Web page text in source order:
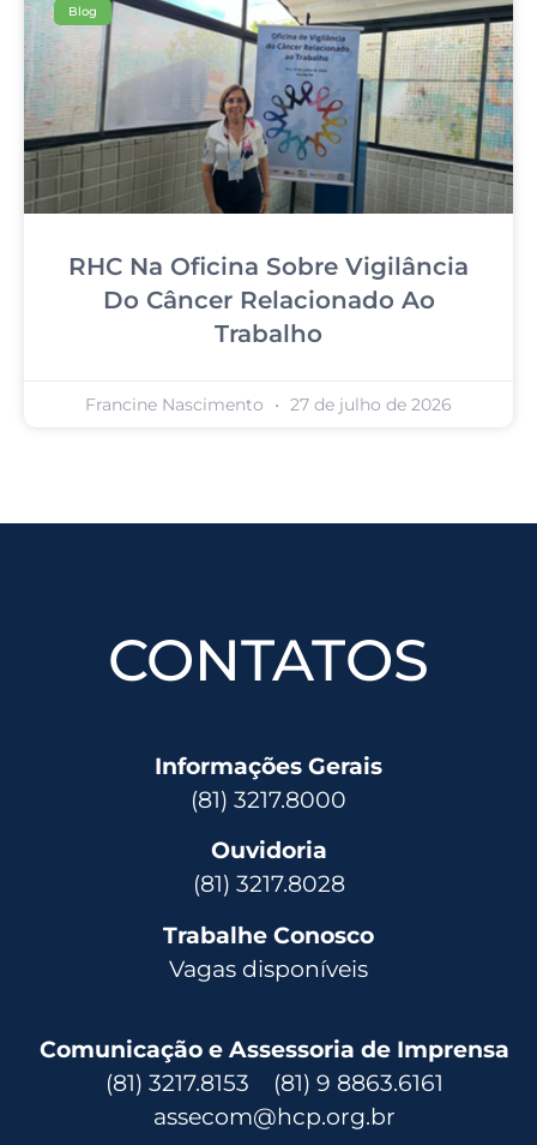
Blog
RHC Na Oficina Sobre Vigilância
Do Câncer Relacionado Ao
Trabalho
Francine Nascimento 27 de julho de 2026
CONTATOS
Informações Gerais
(81) 3217.8000
Ouvidoria
(81) 3217.8028
Trabalhe Conosco
Vagas disponíveis
Comunicação e Assessoria de Imprensa
(81) 3217.8153 (81) 9 8863.6161
assecom@hcp.org.br